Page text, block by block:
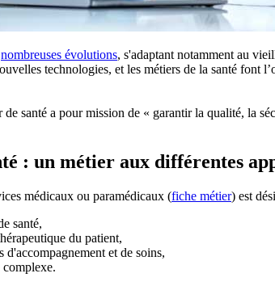
nombreuses évolutions, s'adaptant notamment au
technologies, et les métiers de la santé
santé a pour mission de « garantir la qualité, la
: un métier aux différentes
médicaux ou paramédicaux (fiche métier) est
santé,
du patient,
d'accompagnement et de soins,
complexe.